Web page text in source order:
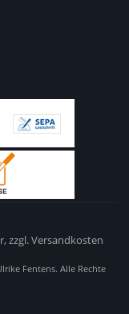
zzgl. Versandkosten
Fentens. Alle Rechte